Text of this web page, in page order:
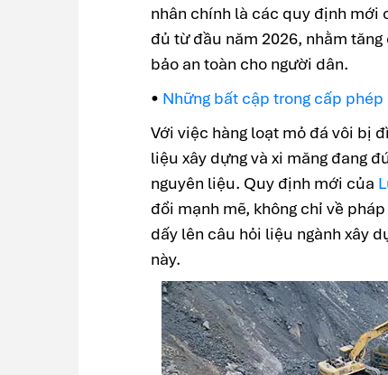
nhân chính là các quy định mới
đủ từ đầu năm 2026, nhằm
bảo an toàn cho người dân.
• Những bất cập trong cấp
Với việc hàng loạt mỏ đá vôi bị
liệu xây dựng và xi măng đang
nguyên liệu. Quy định mới của
đổi mạnh mẽ, không chỉ về
dấy lên câu hỏi liệu ngành xây
này.